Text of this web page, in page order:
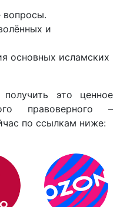
вопросы.
и
основных исламских
это ценное
правоверного –
по ссылкам ниже: